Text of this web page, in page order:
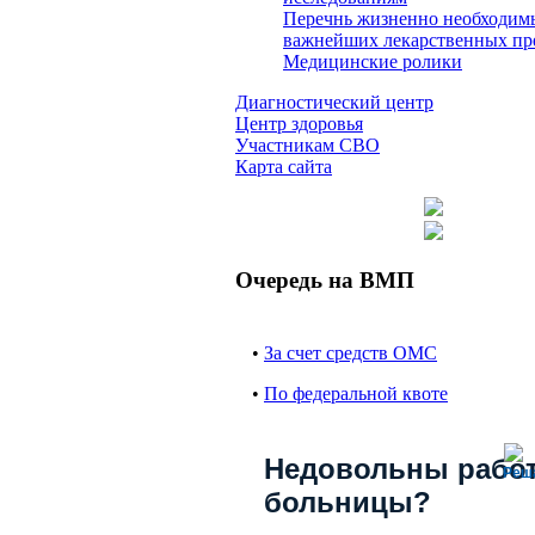
Перечнь жизненно
важнейших лекарственных
Медицинские ролики
Диагностический центр
Центр здоровья
Участникам СВО
Карта сайта
Очередь на ВМП
• За счет средств ОМС
• По федеральной квоте
Недовольны
больницы?